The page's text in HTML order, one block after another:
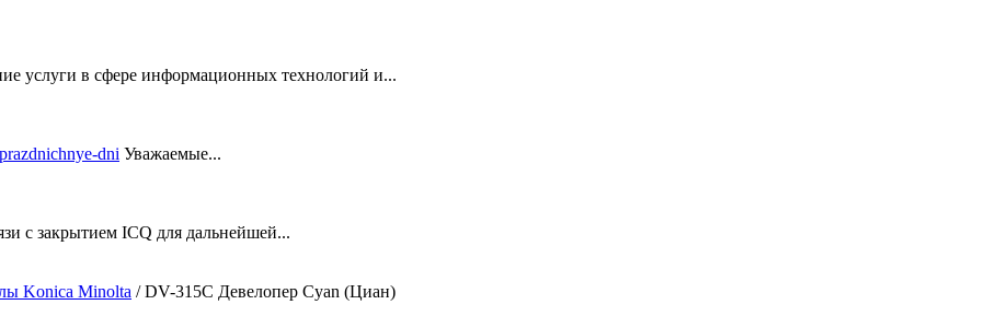
услуги в сфере информационных технологий и...
Уважаемые...
закрытием ICQ для дальнейшей...
Konica Minolta /DV-315C Девелопер Cyan (Циан)